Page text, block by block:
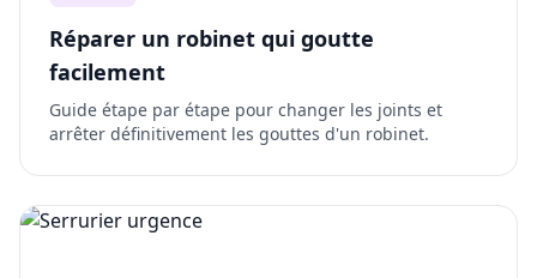
Réparer un robinet qui goutte
facilement
Guide étape par étape pour changer les joints et
arrêter définitivement les gouttes d'un robinet.